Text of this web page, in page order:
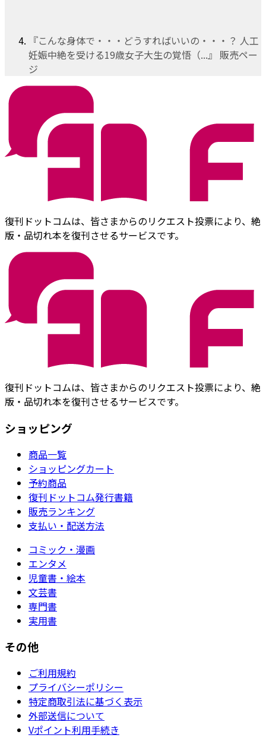
『こんな身体で・・・どうすればいいの・・・？ 人工
妊娠中絶を受ける19歳女子大生の覚悟（...』 販売ペー
ジ
復刊ドットコムは、皆さまからのリクエスト投票により、絶
版・品切れ本を復刊させるサービスです。
復刊ドットコムは、皆さまからのリクエスト投票により、絶
版・品切れ本を復刊させるサービスです。
ショッピング
商品一覧
ショッピングカート
予約商品
復刊ドットコム発行書籍
販売ランキング
支払い・配送方法
コミック・漫画
エンタメ
児童書・絵本
文芸書
専門書
実用書
その他
ご利用規約
プライバシーポリシー
特定商取引法に基づく表示
外部送信について
Vポイント利用手続き